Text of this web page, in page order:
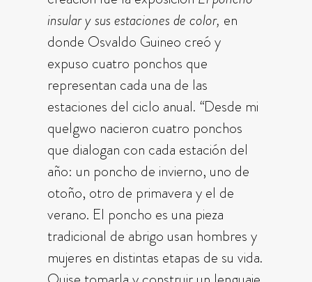
insular y sus estaciones de color, en
donde Osvaldo Guineo creó y
expuso cuatro ponchos que
representan cada una de las
estaciones del ciclo anual. “Desde mi
quelgwo nacieron cuatro ponchos
que dialogan con cada estación del
año: un poncho de invierno, uno de
otoño, otro de primavera y el de
verano. El poncho es una pieza
tradicional de abrigo usan hombres y
mujeres en distintas etapas de su vida.